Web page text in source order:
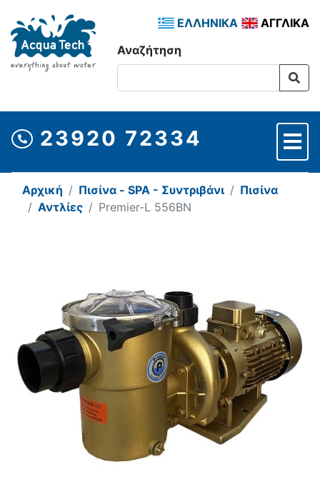
ΕΛΛΗΝΙΚΑ
ΑΓΓΛΙΚΑ
Αναζήτηση
23920 72334
Αρχική Πισίνα - SPA - Συντριβάνι
Πισίνα
Αντλίες
Premier-L 556BN